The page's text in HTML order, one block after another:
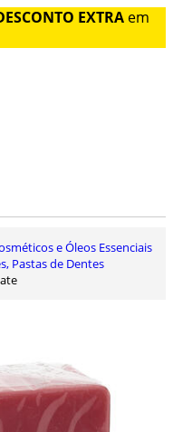
EXTRA em
e Óleos Essenciais
Pastas de Dentes